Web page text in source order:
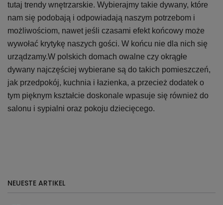
tutaj trendy wnętrzarskie. Wybierajmy takie dywany, które
nam się podobają i odpowiadają naszym potrzebom i
możliwościom, nawet jeśli czasami efekt końcowy może
wywołać krytykę naszych gości. W końcu nie dla nich się
urządzamy.W polskich domach owalne czy okrągłe
dywany najczęściej wybierane są do takich pomieszczeń,
jak przedpokój, kuchnia i łazienka, a przecież dodatek o
tym pięknym kształcie doskonale wpasuje się również do
salonu i sypialni oraz pokoju dziecięcego.
NEUESTE ARTIKEL